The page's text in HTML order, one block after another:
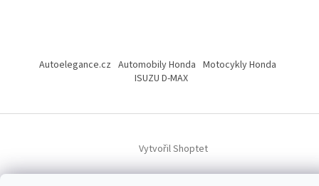
Autoelegance.cz Automobily Honda Motocykly Honda
ISUZU D-MAX
Vytvořil Shoptet